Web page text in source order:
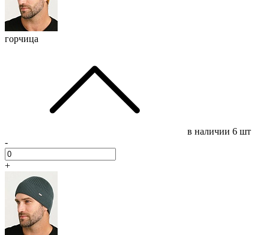
горчица
в наличии 6 шт
-
+